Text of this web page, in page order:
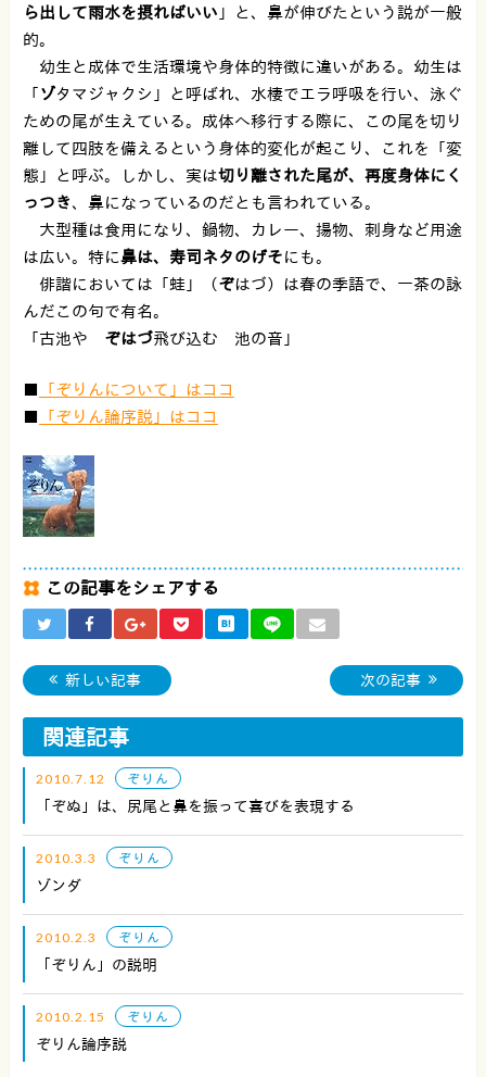
ら出して雨水を摂ればいい 」と、鼻が伸びたという説が一般
的。
幼生と成体で生活環境や身体的特徴に違いがある。幼生は
「ゾタマジャクシ」と呼ばれ、水棲でエラ呼吸を行い、泳ぐ
ための尾が生えている。成体へ移行する際に、この尾を切り
離して四肢を備えるという身体的変化が起こり、これを「変
態」と呼ぶ。しかし、実は切り離された尾が、再度身体にく
っつき、鼻になっているのだとも言われている。
大型種は食用になり、鍋物、カレー、揚物、刺身など用途
は広い。特に鼻は、寿司ネタのげそにも。
俳諧においては「蛙」（ぞはづ）は春の季語で、一茶の詠
んだこの句で有名。
「古池や ぞはづ飛び込む 池の音」
■
「ぞりんについて」はココ
■
「ぞりん論序説」はココ
この記事をシェアする
新しい記事 次の記事
関連記事
2010.7.12 ぞりん
「ぞぬ」は、尻尾と鼻を振って喜びを表現する
2010.3.3 ぞりん
ゾンダ
2010.2.3 ぞりん
「ぞりん」の説明
2010.2.15 ぞりん
ぞりん論序説